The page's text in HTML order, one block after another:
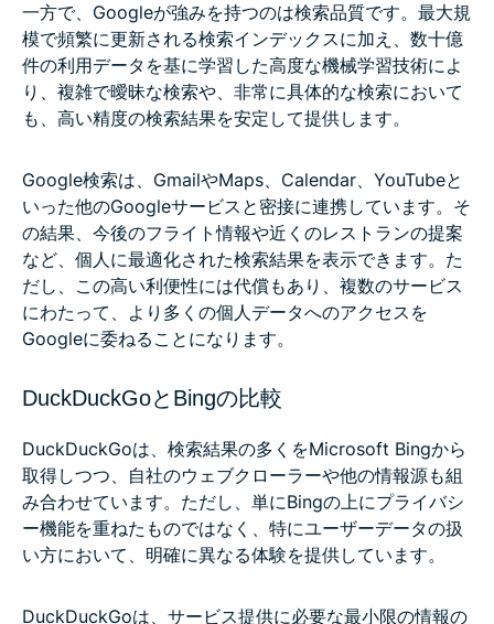
一方で、Googleが強みを持つのは検索品質です。最大規
模で頻繁に更新される検索インデックスに加え、数十億
件の利用データを基に学習した高度な機械学習技術によ
り、複雑で曖昧な検索や、非常に具体的な検索において
も、高い精度の検索結果を安定して提供します。
Google検索は、GmailやMaps、Calendar、YouTubeと
いった他のGoogleサービスと密接に連携しています。そ
の結果、今後のフライト情報や近くのレストランの提案
など、個人に最適化された検索結果を表示できます。た
だし、この高い利便性には代償もあり、複数のサービス
にわたって、より多くの個人データへのアクセスを
Googleに委ねることになります。
DuckDuckGoとBingの比較
DuckDuckGoは、検索結果の多くをMicrosoft Bingから
取得しつつ、自社のウェブクローラーや他の情報源も組
み合わせています。ただし、単にBingの上にプライバシ
ー機能を重ねたものではなく、特にユーザーデータの扱
い方において、明確に異なる体験を提供しています。
DuckDuckGoは、サービス提供に必要な最小限の情報の